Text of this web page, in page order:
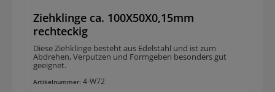
Ziehklinge ca. 100X50X0,15mm
rechteckig
Diese Ziehklinge besteht aus Edelstahl und ist zum
Abdrehen, Verputzen und Formgeben besonders gut
geeignet.
Artikelnummer: 4-W72